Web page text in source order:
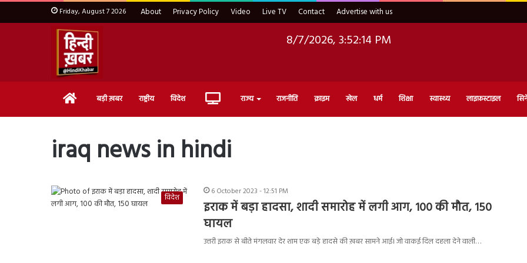
Friday, August 7 2026 About Privacy Policy Video Live TV Contact Advertise with us
8/7/2026, 3:52:15 PM
Home बड़ी ख़बर राष्ट्रीय विदेश Live राज्य राजनीति क्राइम खेल धर्म शिक्षा स्वास्थ्य लाइफ़स्टाइल
iraq news in hindi
विदेश
6 October 2023 - 12:51 PM
इराक में बड़ा हादसा, शादी समारोह में लगी आग, 100 की मौत, 150
घायल
उत्तरी इराक से बीते मंगलवार देर शाम एक बड़े हादसे की ख़बर सामने आई। जो वाकई दिल दहला देने वाली…